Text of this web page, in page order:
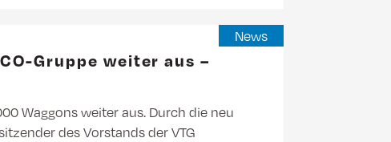
News
Gruppe weiter aus –
Waggons weiter aus. Durch die neu
des Vorstands der VTG